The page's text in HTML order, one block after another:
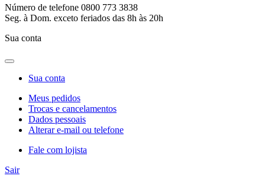
Número de telefone 0800 773 3838
Seg. à Dom. exceto feriados das 8h às 20h
Sua conta
Sua conta
Meus pedidos
Trocas e cancelamentos
Dados pessoais
Alterar e-mail ou telefone
Fale com lojista
Sair